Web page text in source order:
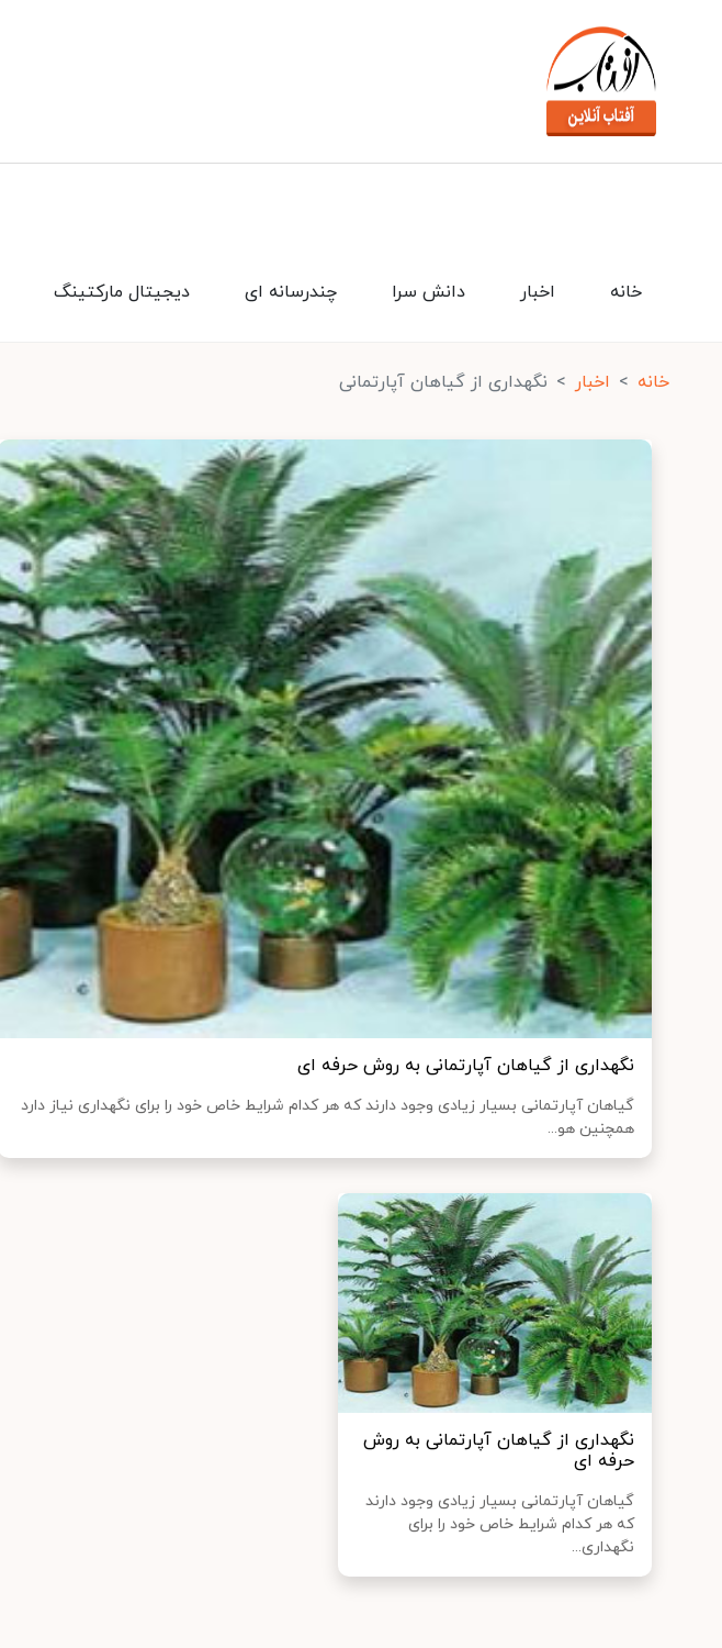
دیجیتال مارکتینگ چندرسانه ای دانش سرا اخبار خانه
خانه اخبار نگهداری از گیاهان آپارتمانی
نگهداری از گیاهان آپارتمانی به روش حرفه ای
گیاهان آپارتمانی بسیار زیادی وجود دارند که هر کدام شرایط خاص خود را برای نگهداری نیاز دارد
همچنین هو...
نگهداری از گیاهان آپارتمانی به روش
حرفه ای
گیاهان آپارتمانی بسیار زیادی وجود دارند
که هر کدام شرایط خاص خود را برای
نگهداری...